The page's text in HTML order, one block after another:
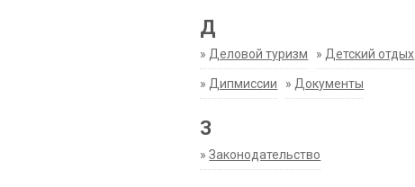
Д
» Деловой туризм » Детский отдых
» Дипмиссии » Документы
З
»Законодательство